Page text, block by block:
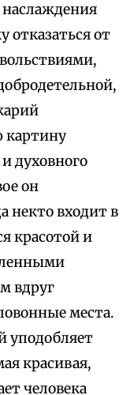
наслаждения
отказаться от
картину
духовного
он
некто входит в
красотой и
вдруг
места.
уподобляет
красивая,
человека